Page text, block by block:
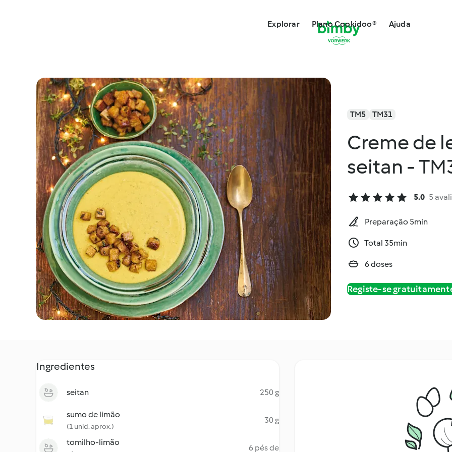
Explorar Plano Cookidoo® Ajuda
TM5 TM31
Creme de
seitan -
5.0 5
Preparação 5min
Total 35min
6 doses
Registe-se
Ingredientes
seitan 250 g
sumo de limão
(1 unid. aprox.)
30 g
tomilho-limão
6 pés de